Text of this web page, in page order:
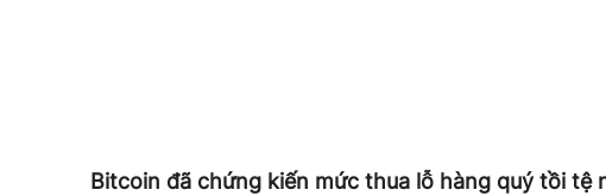
Bitcoin đã chứng kiến ​​mức thua lỗ hàng quý tồi tệ